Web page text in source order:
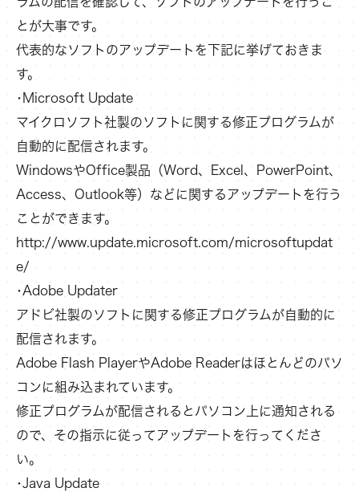
とが大事です。
代表的なソフトのアップデートを下記に挙げておきま
す。
･Microsoft Update
マイクロソフト社製のソフトに関する修正プログラムが
自動的に配信されます。
WindowsやOffice製品（Word、Excel、PowerPoint、
Access、Outlook等）などに関するアップデートを行う
ことができます。
http://www.update.microsoft.com/microsoftupdat
e/
･Adobe Updater
アドビ社製のソフトに関する修正プログラムが自動的に
配信されます。
Adobe Flash PlayerやAdobe Readerはほとんどのパソ
コンに組み込まれています。
修正プログラムが配信されるとパソコン上に通知される
ので、その指示に従ってアップデートを行ってくださ
い。
･Java Update